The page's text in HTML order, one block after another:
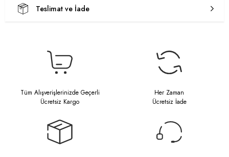
Teslimat ve İade
Tüm Alışverişlerinizde Geçerli
Ücretsiz Kargo
Her Zaman
Ücretsiz İade